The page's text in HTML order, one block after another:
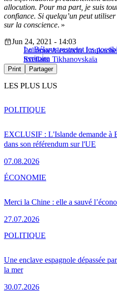
allocution. Pour ma part, je suis
confiance. Si quelqu’un peut
sur la conscience. »
Le Bélarus restreint les
territoire
Jun 24, 2021 - 14:03
PolitiqueAlexandre
Svetlana Tikhanovskaïa
Print Partager
LES PLUS LUS
EXCLUSIF : L'Islande demande à
dans son référendum sur l'UE
07.08.2026
POLITIQUE
Merci la Chine : elle a sauvé
27.07.2026
ÉCONOMIE
Une enclave espagnole dépassée
la mer
30.07.2026
POLITIQUE